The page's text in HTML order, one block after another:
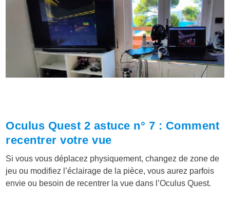
Oculus Quest 2 astuce n° 7 : Comment
recentrer votre vue
Si vous vous déplacez physiquement, changez de zone de
jeu ou modifiez l’éclairage de la pièce, vous aurez parfois
envie ou besoin de recentrer la vue dans l’Oculus Quest.